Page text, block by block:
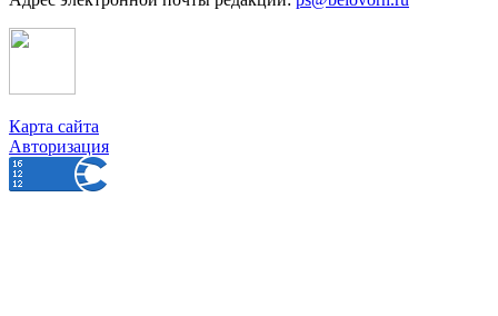
Карта сайта
Авторизация